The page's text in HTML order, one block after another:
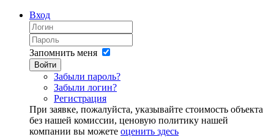
Вход
Запомнить меня
Войти
Забыли пароль?
Забыли логин?
Регистрация
При заявке, пожалуйста, указывайте стоимость объекта
без нашей комиссии, ценовую политику нашей
компании вы можете оценить здесь